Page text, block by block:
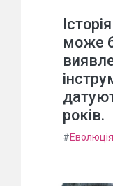
може
років.
#Еволюція